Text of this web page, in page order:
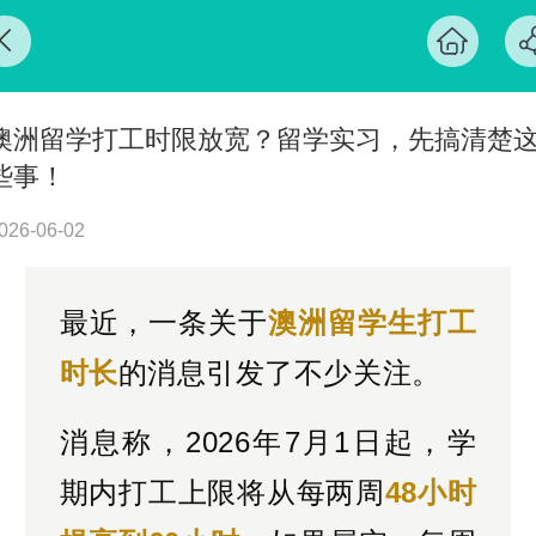
洲留学打工时限放宽？留学实习，先搞清楚
事！
06-02
最近，一条关于澳洲留学生打工
时长的消息引发了不少关注。
消息称，2026年7月1日起，学
期内打工上限将从每两周48小时